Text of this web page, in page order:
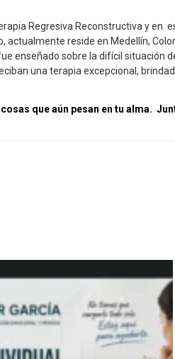
Regresiva Reconstructiva y en
actualmente reside en Medellín,
enseñado sobre la difícil situación
una terapia excepcional,
que aún pesan en tu alma.